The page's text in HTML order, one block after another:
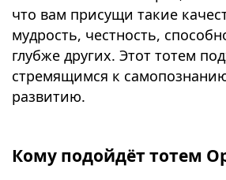
что вам присущи такие
мудрость, честность,
глубже других. Этот тотем
стремящимся к
развитию.
Кому подойдёт тотем